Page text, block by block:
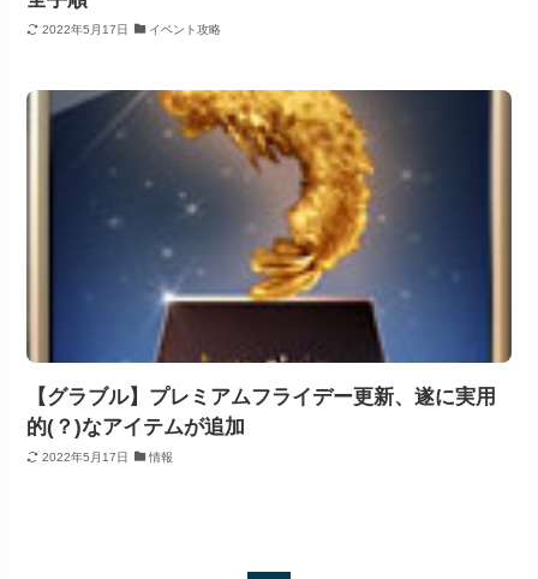
2022年5月17日 イベント攻略
【グラブル】プレミアムフライデー更新、遂に実用
的(？)なアイテムが追加
2022年5月17日 情報